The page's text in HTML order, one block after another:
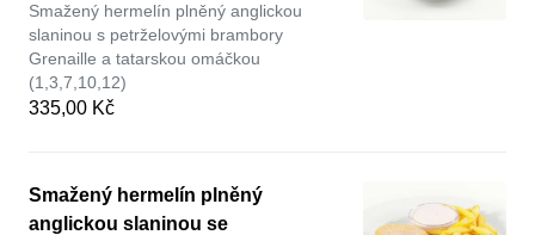
Smažený hermelín plněný anglickou
slaninou s petrželovými brambory
Grenaille a tatarskou omáčkou
(1,3,7,10,12)
335,00 Kč
Smažený hermelín plněný
anglickou slaninou se